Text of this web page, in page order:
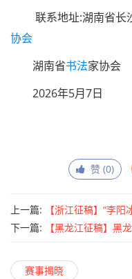
联系地址:湖南省长
协会
湖南省书法家协会
2026年5月7日
赞 (0)
上一篇:
【浙江征稿】“李
（2026年7月10日截稿）
下一篇:
【黑龙江征稿】黑
赛事揭晓